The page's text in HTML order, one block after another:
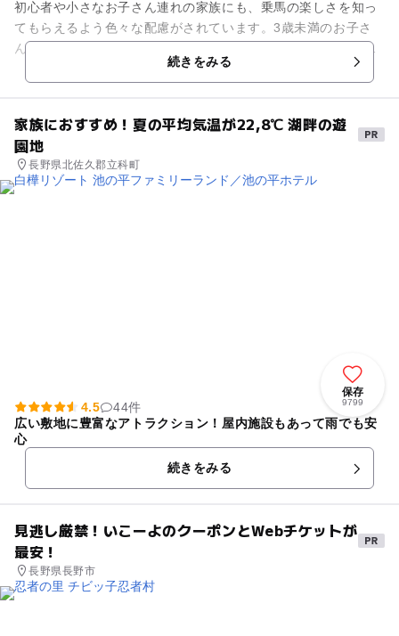
初心者や小さなお子さん連れの家族にも、乗馬の楽しさを知っ
てもらえるよう色々な配慮がされています。3歳未満のお子さ
ん連れなら、パパやママと一緒に親子で騎乗して引き馬乗馬体
験ができます。天候を気にせ...続きをみる
家族におすすめ！夏の平均気温が22,8℃ 湖畔の遊
園地
長野県北佐久郡立科町
保存
9799
4.5
44件
広い敷地に豊富なアトラクション！屋内施設もあって雨でも安
心
続きをみる
見逃し厳禁！いこーよのクーポンとWebチケットが
最安！
長野県長野市